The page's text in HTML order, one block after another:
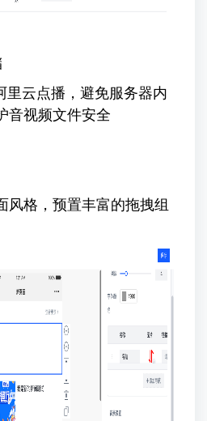
里云点播，避免服务器内
音视频文件安全
风格，预置丰富的拖拽组